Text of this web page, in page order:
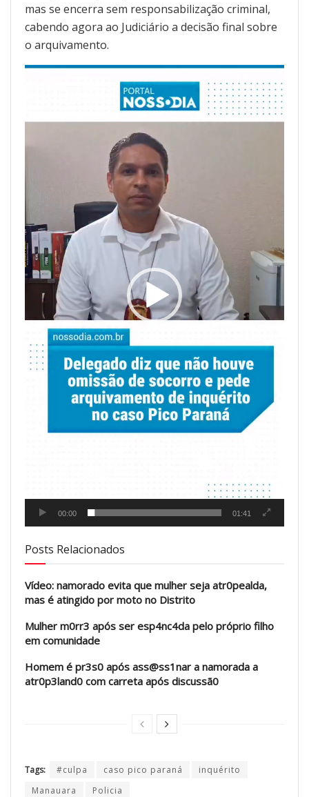
mas se encerra sem responsabilização criminal,
cabendo agora ao Judiciário a decisão final sobre
o arquivamento.
Tocador
00:00 01:41
Posts Relacionados
Vídeo: namorado evita que mulher seja atr0pealda,
mas é atingido por moto no Distrito
Mulher m0rr3 após ser esp4nc4da pelo próprio filho
em comunidade
Homem é pr3s0 após ass@ss1nar a namorada a
atr0p3land0 com carreta após discussã0
Tags: #culpa caso pico paraná
inquérito
Manauara
Policia